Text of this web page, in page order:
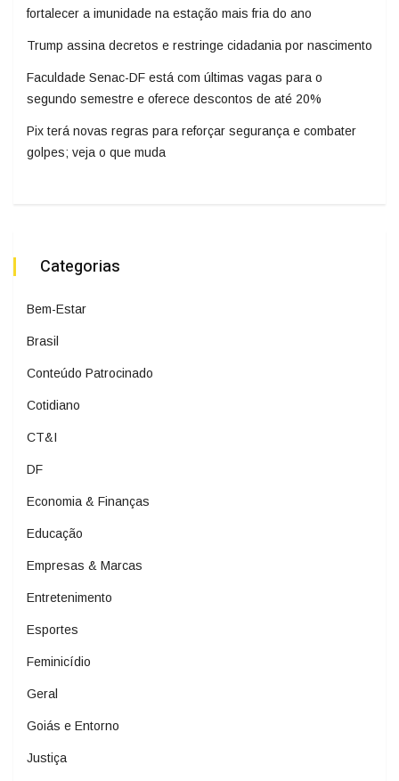
fortalecer a imunidade na estação mais fria do ano
Trump assina decretos e restringe cidadania por nascimento
Faculdade Senac-DF está com últimas vagas para o
segundo semestre e oferece descontos de até 20%
Pix terá novas regras para reforçar segurança e combater
golpes; veja o que muda
Categorias
Bem-Estar
Brasil
Conteúdo Patrocinado
Cotidiano
CT&I
DF
Economia & Finanças
Educação
Empresas & Marcas
Entretenimento
Esportes
Feminicídio
Geral
Goiás e Entorno
Justiça